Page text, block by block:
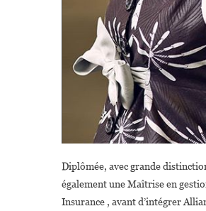
Diplômée, avec grande
également une Maîtrise en
Insurance , avant d’intégrer